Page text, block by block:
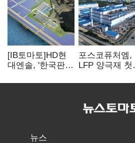
[IB토마토]HD현
대엔솔, '한국판
세액공제 선택이
포스코퓨처엠,
LFP 양극재 첫
ESS 시장 공략
뉴스